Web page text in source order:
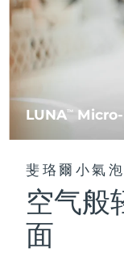
LUNATM
斐珞爾小氣
空气般
面
For
All
All
All
For
Dual
All
All
Full-
NEW
脫毛
賽普勒斯
捷克
丹麥
芬蘭
法國